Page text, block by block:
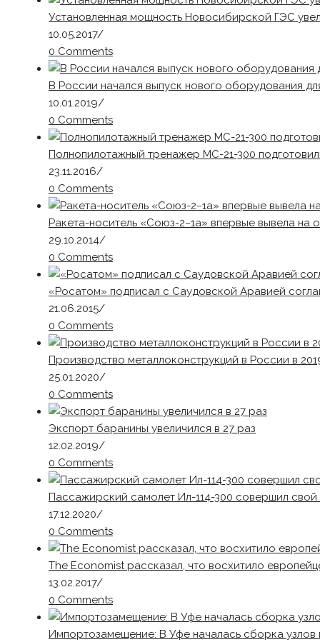
Установленная мощность Новосибирской ГЭС
10.05.2017/
0 Comments
В России начался выпуск нового оборудования
10.01.2019/
0 Comments
Полнопилотажный тренажер МС-21-300
23.11.2016/
0 Comments
Ракета-носитель «Союз-2−1а» впервые вывела на
29.10.2014/
0 Comments
«Росатом» подписал с Саудовской Аравией
21.06.2015/
0 Comments
Производство металлоконструкций в России в
25.01.2020/
0 Comments
Экспорт баранины увеличился в 27 раз
12.02.2019/
0 Comments
Пассажирский самолет Ил-114-300 совершил свой
17.12.2020/
0 Comments
The Economist рассказал, что восхитило
13.02.2017/
0 Comments
Импортозамещение: В Уфе началась сборка узлов